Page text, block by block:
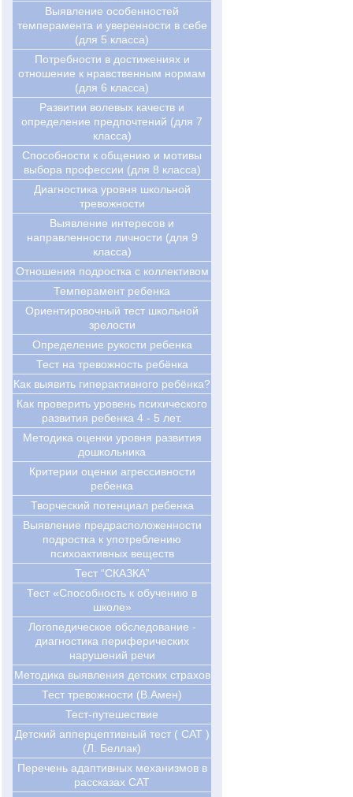
Выявление особенностей
темперамента и уверенности в себе
(для 5 класса)
Потребности в достижениях и
отношение к нравственным нормам
(для 6 класса)
Развитии волевых качеств и
определение предпочтений (для 7
класса)
Cпособности к общению и мотивы
выбора профессии (для 8 класса)
Диагностика уровня школьной
тревожности
Выявление интересов и
направленности личности (для 9
класса)
Отношения подростка с коллективом
Темперамент ребенка
Ориентировочный тест школьной
зрелости
Определение рукости ребенка
Тест на тревожность ребёнка
Как выявить гиперактивного ребёнка?
Как проверить уровень психического
развития ребенка 4 - 5 лет.
Методика оценки уровня развития
дошкольника
Критерии оценки агрессивности
ребенка
Творческий потенциал ребенка
Выявление предрасположенности
подростка к употреблению
психоактивных веществ
Тест “СКАЗКА”
Тест «Способность к обучению в
школе»
Логопедическое обследование -
диагностика периферических
нарушений речи
Методика выявления детских страхов
Тест тревожности (В.Амен)
Тест-путешествие
Детский апперцептивный тест ( CAT )
(Л. Беллак)
Перечень адаптивных механизмов в
рассказах CAT